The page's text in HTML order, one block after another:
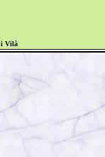
i Vilà